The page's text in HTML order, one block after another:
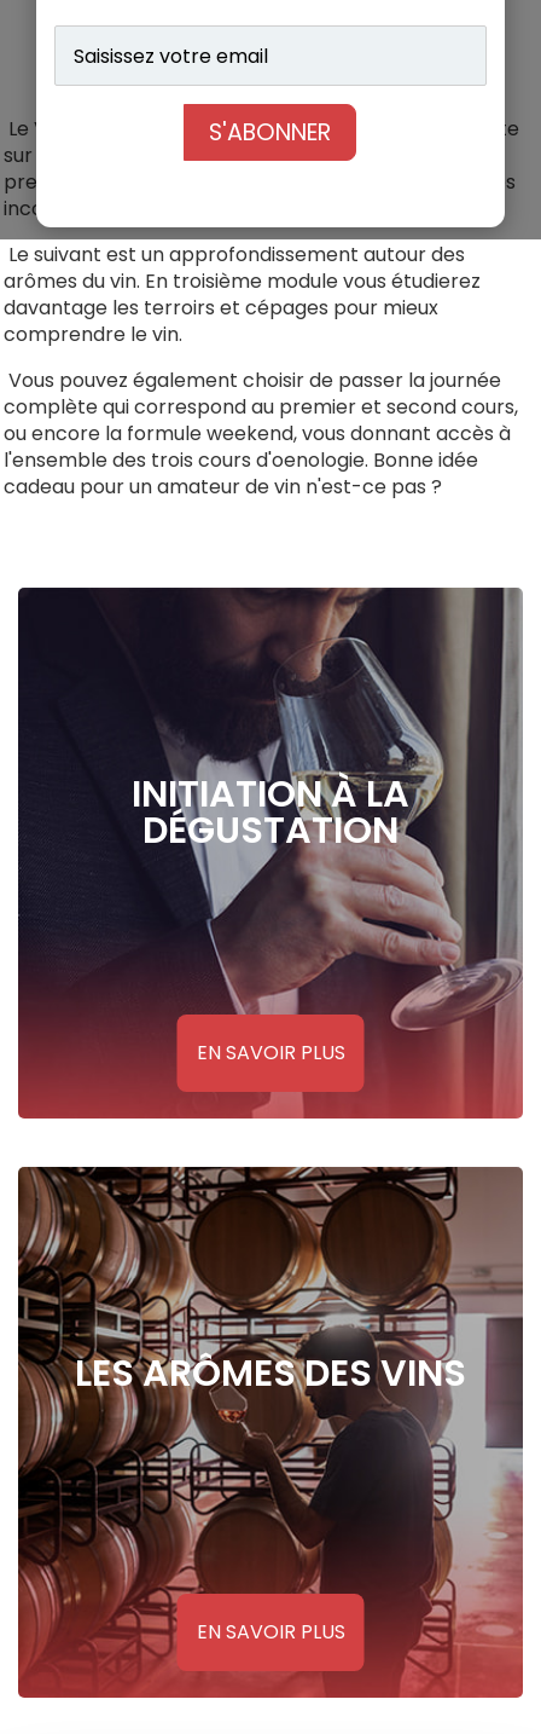
Le VOG
académique propose une initiation complète
sur les techniques de dégustation en 3 modules. Le
premier cours permet l'acquisition des connaissances
incontournables pour la dégustation de vins.
Le suivant est un approfondissement autour des
arômes du vin. En troisième module vous étudierez
davantage les terroirs et cépages pour mieux
comprendre le vin.
Vous pouvez également choisir de passer la journée
complète qui correspond au premier et second cours,
ou encore la formule weekend, vous donnant accès à
l'ensemble des trois cours d'oenologie. Bonne idée
cadeau pour un amateur de vin n'est-ce pas ?
INITIATION À LA
DÉGUSTATION
EN SAVOIR PLUS
LES ARÔMES DES VINS
EN SAVOIR PLUS
votre
email
S'ABONNER